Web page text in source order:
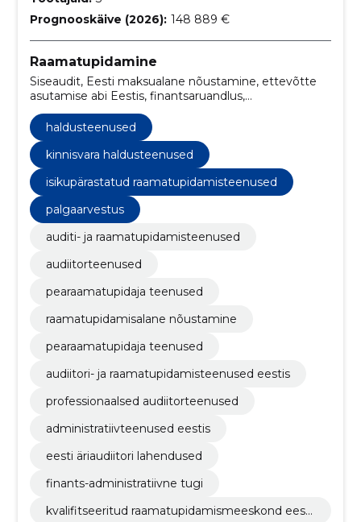
Prognooskäive (2026): 148 889 €
Raamatupidamine
Siseaudit, Eesti maksualane nõustamine, ettevõtte
asutamise abi Eestis, finantsaruandlus,
maksudeklaratsioonide koostamine, palgaarvestus,
raamatupidamine, kokkuleppelised kontrollid, objekti
kindlustamine, pakendiseadusest tulenevad kontrollid
haldusteenused
kinnisvara haldusteenused
isikupärastatud raamatupidamisteenused
palgaarvestus
auditi- ja raamatupidamisteenused
audiitorteenused
pearaamatupidaja teenused
raamatupidamisalane nõustamine
pearaamatupidaja teenused
audiitori- ja raamatupidamisteenused eestis
professionaalsed audiitorteenused
administratiivteenused eestis
eesti äriaudiitori lahendused
finants-administratiivne tugi
kvalifitseeritud raamatupidamismeeskond eesti